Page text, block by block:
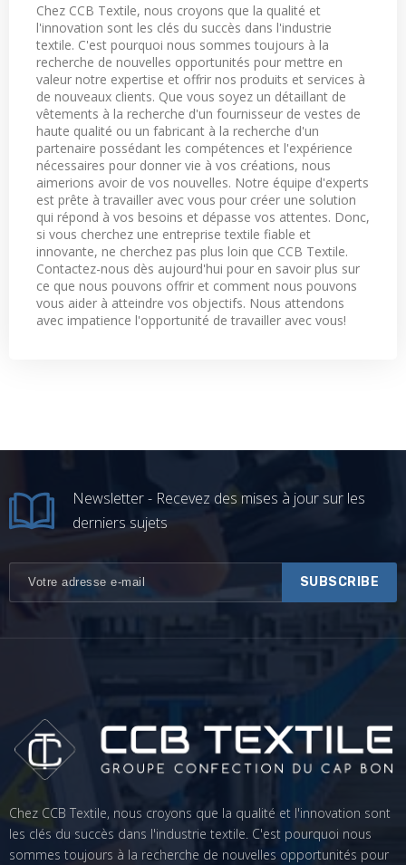
Chez CCB Textile, nous croyons que la qualité et
l'innovation sont les clés du succès dans l'industrie
textile. C'est pourquoi nous sommes toujours à la
recherche de nouvelles opportunités pour mettre en
valeur notre expertise et offrir nos produits et services à
de nouveaux clients. Que vous soyez un détaillant de
vêtements à la recherche d'un fournisseur de vestes de
haute qualité ou un fabricant à la recherche d'un
partenaire possédant les compétences et l'expérience
nécessaires pour donner vie à vos créations, nous
aimerions avoir de vos nouvelles. Notre équipe d'experts
est prête à travailler avec vous pour créer une solution
qui répond à vos besoins et dépasse vos attentes. Donc,
si vous cherchez une entreprise textile fiable et
innovante, ne cherchez pas plus loin que CCB Textile.
Contactez-nous dès aujourd'hui pour en savoir plus sur
ce que nous pouvons offrir et comment nous pouvons
vous aider à atteindre vos objectifs. Nous attendons
avec impatience l'opportunité de travailler avec vous!
Newsletter - Recevez des mises à jour sur les
derniers sujets
Chez CCB Textile, nous croyons que la qualité et l'innovation sont
les clés du succès dans l'industrie textile. C'est pourquoi nous
sommes toujours à la recherche de nouvelles opportunités pour